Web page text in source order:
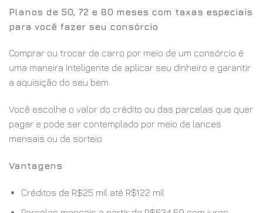
Planos de 50, 72 e 80 meses com taxas especiais
para você fazer seu consórcio
Comprar ou trocar de carro por meio de um consórcio é
uma maneira inteligente de aplicar seu dinheiro e garantir
a aquisição do seu bem.
Você escolhe o valor do crédito ou das parcelas que quer
pagar e pode ser contemplado por meio de lances
mensais ou de sorteio.
Vantagens
Créditos de R$25 mil até R$122 mil